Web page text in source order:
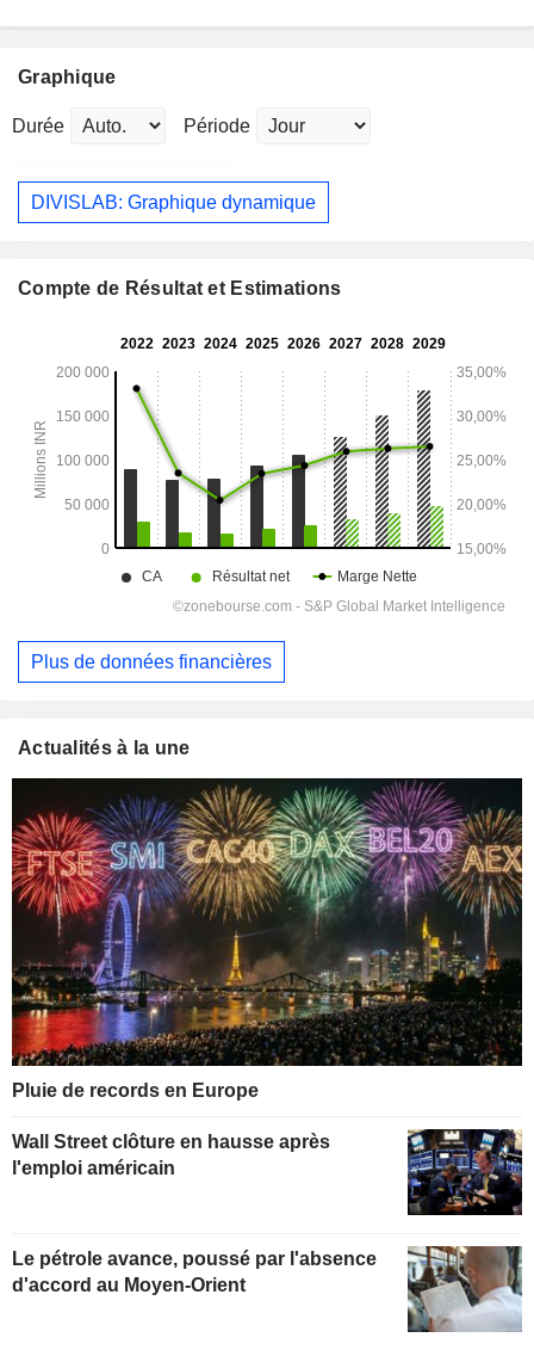
Graphique
Durée Période
DIVISLAB: Graphique dynamique
Compte de Résultat et Estimations
Plus de données financières
Actualités à la une
Pluie de records en Europe
Wall Street clôture en hausse après
l'emploi américain
Le pétrole avance, poussé par l'absence
d'accord au Moyen-Orient